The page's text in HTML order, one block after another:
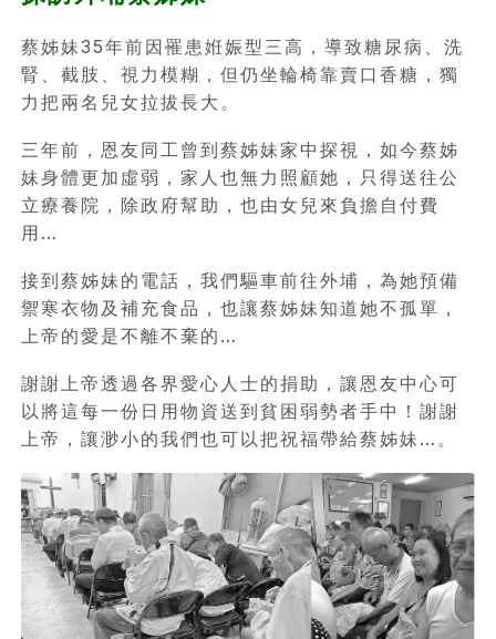
蔡姊妹35年前因罹患姙娠型三高，導致糖尿病、洗
腎、截肢、視力模糊，但仍坐輪椅靠賣口香糖，獨
力把兩名兒女拉拔長大。
三年前，恩友同工曾到蔡姊妹家中探視，如今蔡姊
妹身體更加虛弱，家人也無力照顧她，只得送往公
立療養院，除政府幫助，也由女兒來負擔自付費
用…
接到蔡姊妹的電話，我們驅車前往外埔，為她預備
禦寒衣物及補充食品，也讓蔡姊妹知道她不孤單，
上帝的愛是不離不棄的…
謝謝上帝透過各界愛心人士的捐助，讓恩友中心可
以將這每一份日用物資送到貧困弱勢者手中！謝謝
上帝，讓渺小的我們也可以把祝福帶給蔡姊妹…。